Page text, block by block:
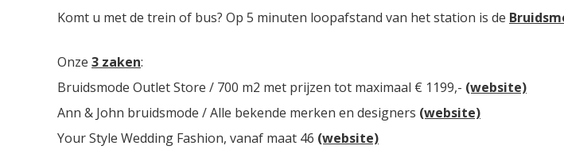
Komt u met de trein of bus? Op 5 minuten loopafstand van het station is de
Onze 3 zaken:
Bruidsmode Outlet Store / 700 m2 met prijzen tot maximaal € 1199,- (website)
Ann & John bruidsmode / Alle bekende merken en designers (website)
Your Style Wedding Fashion, vanaf maat 46 (website)